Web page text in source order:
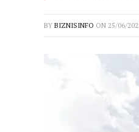
BY BIZNISINFO ON 25/06/